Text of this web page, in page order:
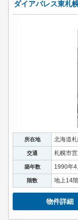
ダイアパレス東札
所在地 北海道
交通 札幌市
築年数 1990年4
階数 地上14
物件詳細